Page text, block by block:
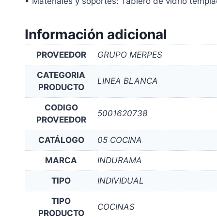
Información adicional
PROVEEDOR GRUPO MERPES
CATEGORIA
PRODUCTO
LINEA BLANCA
CODIGO
PROVEEDOR
5001620738
CATÁLOGO 05 COCINA
MARCA INDURAMA
TIPO INDIVIDUAL
TIPO
PRODUCTO
COCINAS